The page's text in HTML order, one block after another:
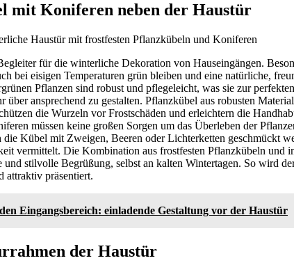
mit Koniferen neben der Haustür
für die winterliche Dekoration von Hauseingängen.
bei eisigen Temperaturen grün bleiben und eine natürliche,
Pflanzen sind robust und pflegeleicht, was sie zur
über ansprechend zu gestalten. Pflanzkübel aus robusten
die Wurzeln vor Frostschäden und erleichtern die
müssen keine großen Sorgen um das Überleben der
Kübel mit Zweigen, Beeren oder Lichterketten geschmückt
vermittelt. Die Kombination aus frostfesten Pflanzkübeln und
stilvolle Begrüßung, selbst an kalten Wintertagen. So wird
attraktiv präsentiert.
Eingangsbereich: einladende Gestaltung vor der Haustür
der Haustür